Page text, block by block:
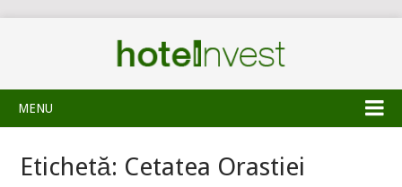
MENU
Etichetă: Cetatea Orastiei